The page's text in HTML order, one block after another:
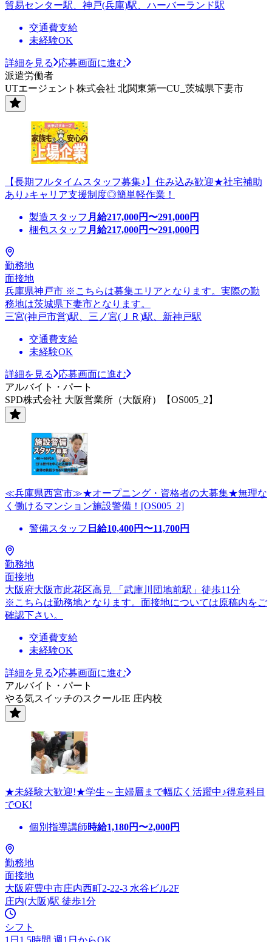
貿易センター駅、神戸(兵庫)駅、ハーバーランド駅
交通費支給
未経験OK
詳細を見る
応募画面に進む
派遣労働者
UTエージェント株式会社 北関東第一CU_茨城県下妻市
【長期フルタイムスタッフ募集♪】住み込み歓迎★社宅補助
あり♪キャリア支援制度◎簡単軽作業！
製造スタッフ 月給217,000円〜291,000円
梱包スタッフ 月給217,000円〜291,000円
勤務地
面接地
兵庫県神戸市 ※こちらは募集エリアとなります。実際の勤
務地は茨城県下妻市となります。
三宮(神戸市営)駅、三ノ宮(ＪＲ)駅、新神戸駅
交通費支給
未経験OK
詳細を見る
応募画面に進む
アルバイト・パート
SPD株式会社 大阪営業所（大阪府）【OS005_2】
≪兵庫県西宮市≫★オープニング・資格者の大募集★無理な
く働けるマンション施設警備！[OS005_2]
警備スタッフ 日給10,400円〜11,700円
勤務地
面接地
大阪府大阪市此花区高見 「武庫川団地前駅」徒歩11分
※こちらは勤務地となります。面接地については原稿内をご
確認下さい。
交通費支給
未経験OK
詳細を見る
応募画面に進む
アルバイト・パート
やる気スイッチのスクールIE 庄内校
★未経験大歓迎!★学生～主婦層まで幅広く活躍中♪得意科目
でOK!
個別指導講師時給1,180円〜2,000円
勤務地
面接地
大阪府豊中市庄内西町2-22-3 水谷ビル2F
庄内(大阪)駅 徒歩1分
シフト
1日1.5時間 週1日からOK